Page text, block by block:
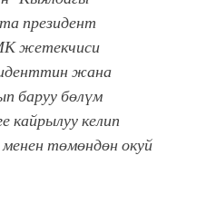
президент
жетекчиси
жана
баруу бөлүм
кайрылуу келип
төмөндөн окуй